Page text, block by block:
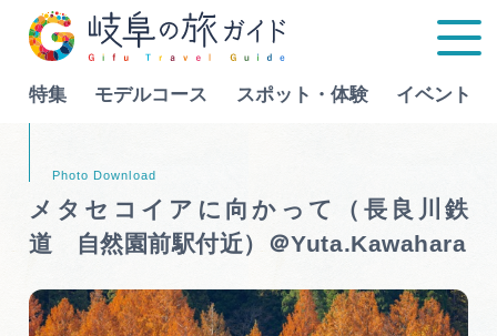
特集 モデルコース スポット・体験 イベント
特集
モデルコース
Language
メタセコイアに向かって（長良川鉄
道 自然園前駅付近）＠Yuta.Kawahara